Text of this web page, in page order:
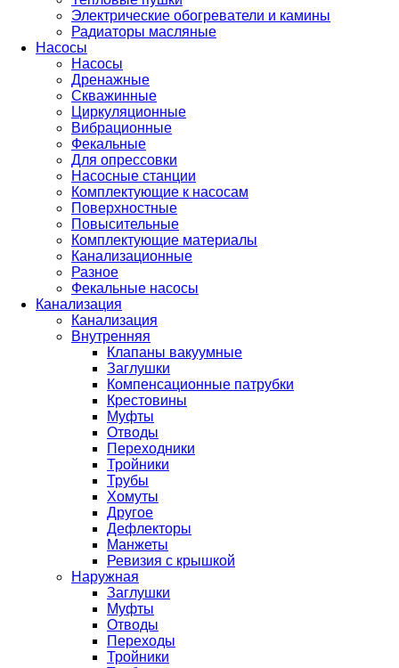
Электрические обогреватели и камины
Радиаторы масляные
Насосы
Насосы
Дренажные
Скважинные
Циркуляционные
Вибрационные
Фекальные
Для опрессовки
Насосные станции
Комплектующие к насосам
Поверхностные
Повысительные
Комплектующие материалы
Канализационные
Разное
Фекальные насосы
Канализация
Канализация
Внутренняя
Клапаны вакуумные
Заглушки
Компенсационные патрубки
Крестовины
Муфты
Отводы
Переходники
Тройники
Трубы
Хомуты
Другое
Дефлекторы
Манжеты
Ревизия с крышкой
Наружная
Заглушки
Муфты
Отводы
Переходы
Тройники